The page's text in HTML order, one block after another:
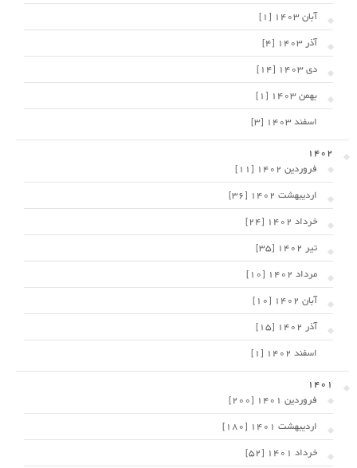
آبان 1403 [1]
آذر 1403 [4]
دی 1403 [14]
بهمن 1403 [1]
اسفند 1403 [3]
1402
فروردین 1402 [11]
اردیبهشت 1402 [36]
خرداد 1402 [24]
تیر 1402 [35]
مرداد 1402 [10]
آبان 1402 [10]
آذر 1402 [15]
اسفند 1402 [1]
1401
فروردین 1401 [200]
اردیبهشت 1401 [180]
خرداد 1401 [52]